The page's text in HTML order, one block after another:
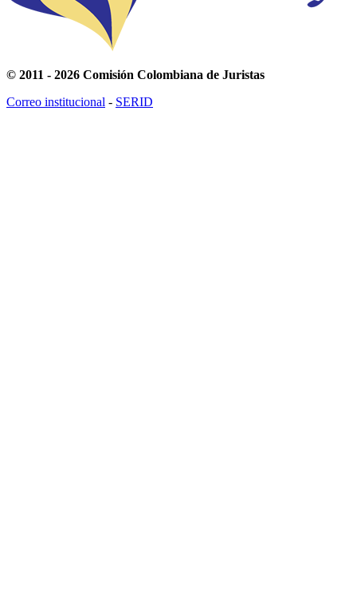
© 2011 - 2026 Comisión Colombiana de Juristas
Correo institucional - SERID